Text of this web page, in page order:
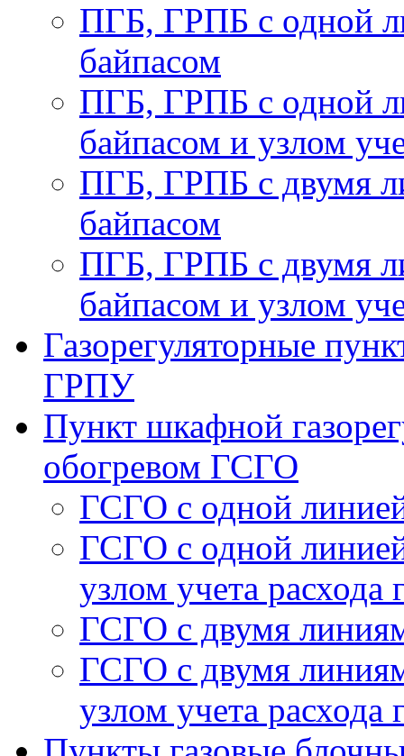
ПГБ, ГРПБ с одной
байпасом
ПГБ, ГРПБ с одной
байпасом и узлом
ПГБ, ГРПБ с двумя
байпасом
ПГБ, ГРПБ с двумя
байпасом и узлом
Газорегуляторные
ГРПУ
Пункт шкафной
обогревом ГСГО
ГСГО с одной
ГСГО c одной
узлом учета расхода
ГСГО с двумя
ГСГО с двумя
узлом учета расхода